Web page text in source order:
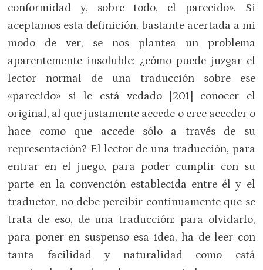
conformidad y, sobre todo, el parecido». Si
aceptamos esta definición, bastante acertada a mi
modo de ver, se nos plantea un problema
aparentemente insoluble: ¿cómo puede juzgar el
lector normal de una traducción sobre ese
«parecido» si le está vedado [201] conocer el
original, al que justamente accede o cree acceder o
hace como que accede sólo a través de su
representación? El lector de una traducción, para
entrar en el juego, para poder cumplir con su
parte en la convención establecida entre él y el
traductor, no debe percibir continuamente que se
trata de eso, de una traducción: para olvidarlo,
para poner en suspenso esa idea, ha de leer con
tanta facilidad y naturalidad como está